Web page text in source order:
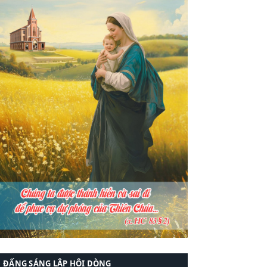
ĐẤNG SÁNG LẬP HỘI DÒNG